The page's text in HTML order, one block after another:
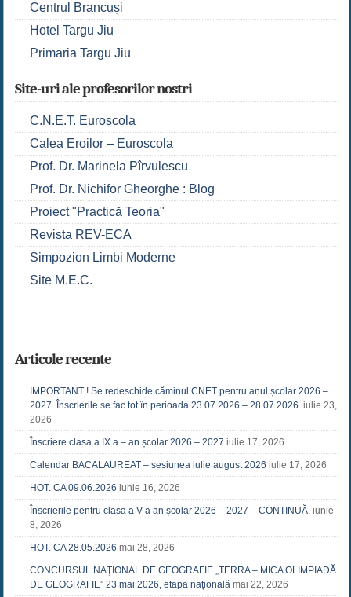
Centrul Brancuși
Hotel Targu Jiu
Primaria Targu Jiu
Site-uri ale profesorilor nostri
C.N.E.T. Euroscola
Calea Eroilor – Euroscola
Prof. Dr. Marinela Pîrvulescu
Prof. Dr. Nichifor Gheorghe : Blog
Proiect "Practică Teoria"
Revista REV-ECA
Simpozion Limbi Moderne
Site M.E.C.
Articole recente
IMPORTANT ! Se redeschide căminul CNET pentru anul școlar 2026 –
2027. Înscrierile se fac tot în perioada 23.07.2026 – 28.07.2026. iulie 23,
2026
Înscriere clasa a IX a – an școlar 2026 – 2027 iulie 17, 2026
Calendar BACALAUREAT – sesiunea iulie august 2026 iulie 17, 2026
HOT. CA 09.06.2026 iunie 16, 2026
Înscrierile pentru clasa a V a an școlar 2026 – 2027 – CONTINUĂ. iunie
8, 2026
HOT. CA 28.05.2026 mai 28, 2026
CONCURSUL NAŢIONAL DE GEOGRAFIE „TERRA – MICA OLIMPIADĂ
DE GEOGRAFIE” 23 mai 2026, etapa națională mai 22, 2026